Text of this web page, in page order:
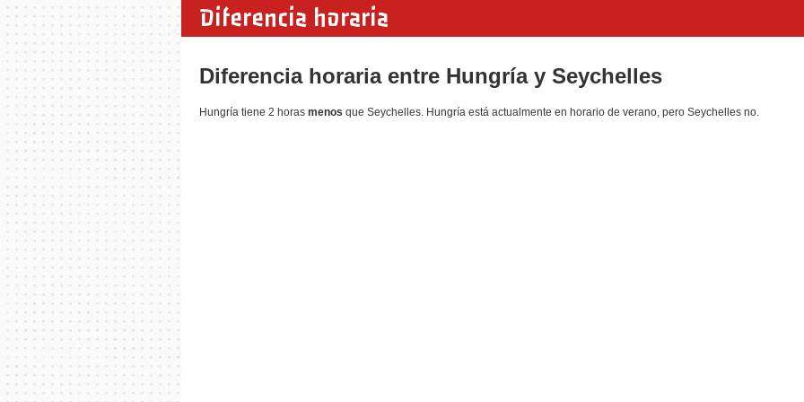
Diferencia horaria
Diferencia horaria entre Hungría y Seychelles
Hungría tiene 2 horas menos que Seychelles. Hungría está actualmente en horario de verano, pero Seychelles no.